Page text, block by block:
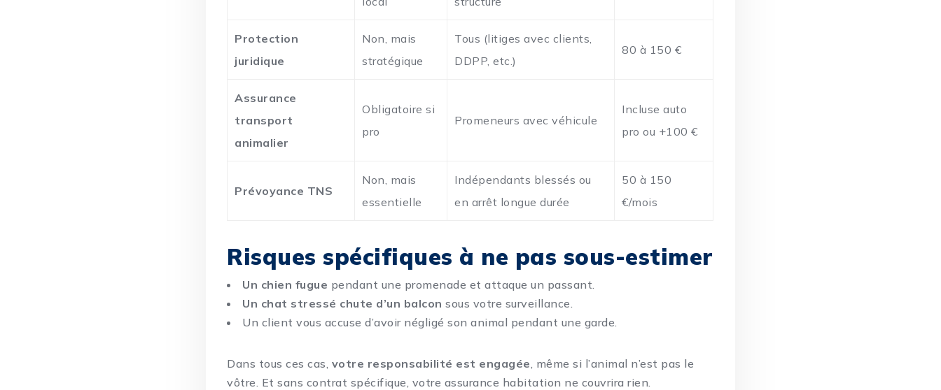
Protection
juridique
Non, mais
stratégique
Tous (litiges avec clients,
DDPP, etc.)
80 à 150 €
Assurance
transport
animalier
Obligatoire si
pro
Promeneurs avec véhicule
Incluse auto
pro ou +100 €
Prévoyance TNS
Non, mais
essentielle
Indépendants blessés ou
en arrêt longue durée
50 à 150
€/mois
Risques spécifiques à ne pas sous-estimer
Un chien fugue pendant une promenade et attaque un passant.
Un chat stressé chute d’un balcon sous votre surveillance.
Un client vous accuse d’avoir négligé son animal pendant une garde.
Dans tous ces cas, votre responsabilité est engagée , même si l’animal n’est pas le
vôtre. Et sans contrat spécifique, votre assurance habitation ne couvrira rien.